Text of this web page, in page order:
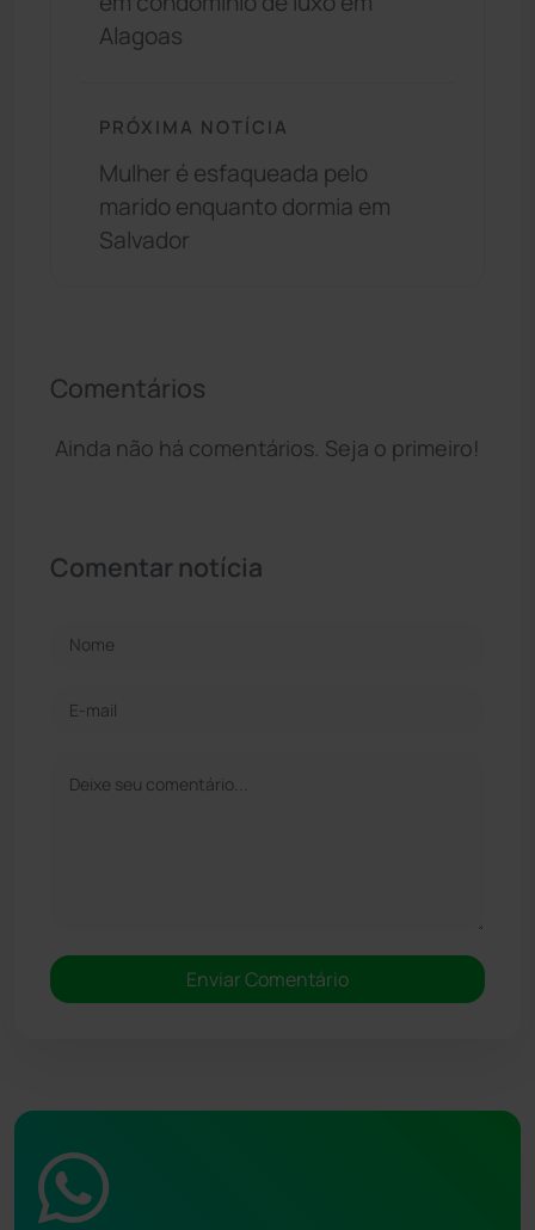
Alagoas
PRÓXIMA NOTÍCIA
Mulher é esfaqueada pelo
marido enquanto dormia em
Salvador
Comentários
Ainda não há comentários. Seja o primeiro!
Comentar notícia